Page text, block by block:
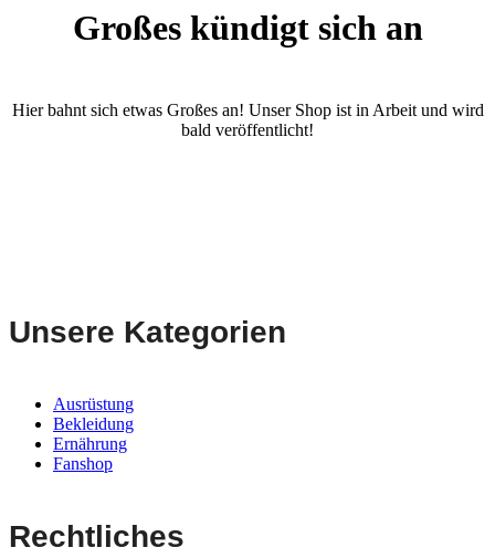
Großes kündigt sich an
Hier bahnt sich etwas Großes an! Unser Shop ist in Arbeit und wird
bald veröffentlicht!
Unsere Kategorien
Ausrüstung
Bekleidung
Ernährung
Fanshop
Rechtliches